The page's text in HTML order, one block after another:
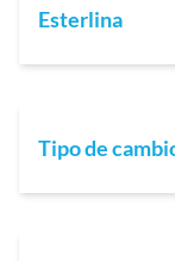
Esterlina
Tipo de